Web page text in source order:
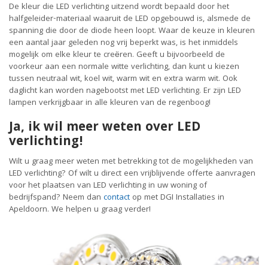
De kleur die LED verlichting uitzend wordt bepaald door het
halfgeleider-materiaal waaruit de LED opgebouwd is, alsmede de
spanning die door de diode heen loopt. Waar de keuze in kleuren
een aantal jaar geleden nog vrij beperkt was, is het inmiddels
mogelijk om elke kleur te creëren. Geeft u bijvoorbeeld de
voorkeur aan een normale witte verlichting, dan kunt u kiezen
tussen neutraal wit, koel wit, warm wit en extra warm wit. Ook
daglicht kan worden nagebootst met LED verlichting. Er zijn LED
lampen verkrijgbaar in alle kleuren van de regenboog!
Ja, ik wil meer weten over LED
verlichting!
Wilt u graag meer weten met betrekking tot de mogelijkheden van
LED verlichting? Of wilt u direct een vrijblijvende offerte aanvragen
voor het plaatsen van LED verlichting in uw woning of
bedrijfspand? Neem dan contact op met DGI Installaties in
Apeldoorn. We helpen u graag verder!